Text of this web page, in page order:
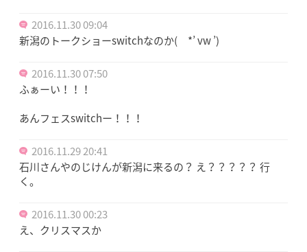
2016.11.30 09:04
新潟のトークショーswitchなのか( *’ vw ’)
2016.11.30 07:50
ふぁーい！！！
あんフェスswitchー！！！
2016.11.29 20:41
石川さんやのじけんが新潟に来るの？ え？？？？？ 行
く。
2016.11.30 00:23
え、クリスマスか